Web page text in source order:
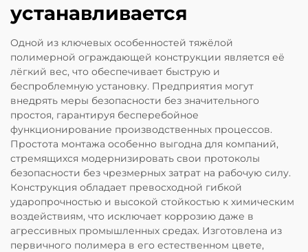
устанавливается
Одной из ключевых особенностей тяжёлой
полимерной ограждающей конструкции является её
лёгкий вес, что обеспечивает быструю и
беспроблемную установку. Предприятия могут
внедрять меры безопасности без значительного
простоя, гарантируя бесперебойное
функционирование производственных процессов.
Простота монтажа особенно выгодна для компаний,
стремящихся модернизировать свои протоколы
безопасности без чрезмерных затрат на рабочую силу.
Конструкция обладает превосходной гибкой
ударопрочностью и высокой стойкостью к химическим
воздействиям, что исключает коррозию даже в
агрессивных промышленных средах. Изготовлена из
первичного полимера в его естественном цвете,